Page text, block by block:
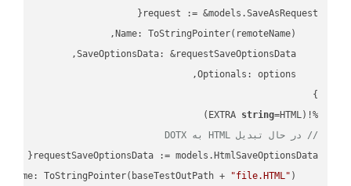
%!(EXTRA
string=HTML)
// در حال تبدیل HTML به DOTX
"file.HTML"